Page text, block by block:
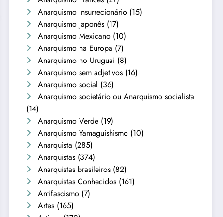
Anarquismo insurrecionário (15)
Anarquismo Japonês (17)
Anarquismo Mexicano (10)
Anarquismo na Europa (7)
Anarquismo no Uruguai (8)
Anarquismo sem adjetivos (16)
Anarquismo social (36)
Anarquismo societário ou Anarquismo socialista
(14)
Anarquismo Verde (19)
Anarquismo Yamaguishismo (10)
Anarquista (285)
Anarquistas (374)
Anarquistas brasileiros (82)
Anarquistas Conhecidos (161)
Antifascismo (7)
Artes (165)